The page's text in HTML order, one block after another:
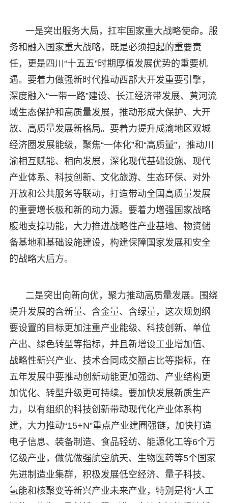
一是突出服务大局，扛牢国家重大战略使命。服
务和融入国家重大战略，既是必须担起的重要责
任，更是四川“十五五”时期厚植发展优势的重要机
遇。要着力做强新时代推动西部大开发重要引擎，
深度融入“一带一路”建设、长江经济带发展、黄河流
域生态保护和高质量发展，推动形成大保护、大开
放、高质量发展新格局。要着力提升成渝地区双城
经济圈发展能级，聚焦“一体化”和“高质量”，推动川
渝相互赋能、相向发展，深化现代基础设施、现代
产业体系、科技创新、文化旅游、生态环保、对外
开放和公共服务等联动，打造带动全国高质量发展
的重要增长极和新的动力源。要着力增强国家战略
腹地支撑功能，大力推进战略性产业基地、物资储
备基地和基础设施建设，构建保障国家发展和安全
的战略大后方。
二是突出向新向优，聚力推动高质量发展。围绕
提升发展的含新量、含金量、含绿量，这次规划纲
要设置的目标更加注重产业能级、科技创新、单位
产出、绿色转型等指标，并且新增设工业增加值、
战略性新兴产业、技术合同成交额占比等指标，在
五年发展中要推动创新动能更加强劲、产业结构更
加优化、转型升级更可持续。要加快发展新质生产
力，以有组织的科技创新带动现代化产业体系构
建，大力推动“15+N”重点产业建圈强链，加快打造
电子信息、装备制造、食品轻纺、能源化工等6个万
亿级产业，做优做强航空航天、生物医药等5个国家
先进制造业集群，积极发展低空经济、量子科技、
氢能和核聚变等新兴产业未来产业，特别是将“人工